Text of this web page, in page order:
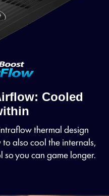
Cooled
thermal design
also cool the internals,
you can game longer.